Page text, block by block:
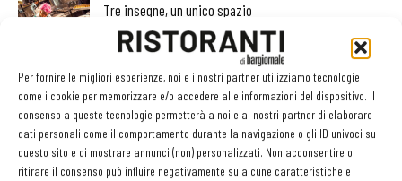
Per fornire le migliori esperienze, noi e i nostri partner utilizziamo tecnologie
come i cookie per memorizzare e/o accedere alle informazioni del dispositivo. Il
consenso a queste tecnologie permetterà a noi e ai nostri partner di elaborare
dati personali come il comportamento durante la navigazione o gli ID univoci su
questo sito e di mostrare annunci (non) personalizzati. Non acconsentire o
ritirare il consenso può influire negativamente su alcune caratteristiche e
Tre insegne, un unico spazio
Alessandra Tibollo - 28 Aprile 2017
Romeo, nuovo bistrot per gourmet
Alessandra Tibollo 21 Febbraio 2013